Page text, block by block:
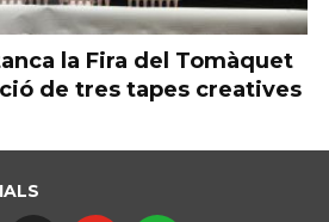
la Fira del Tomàquet
de tres tapes creatives